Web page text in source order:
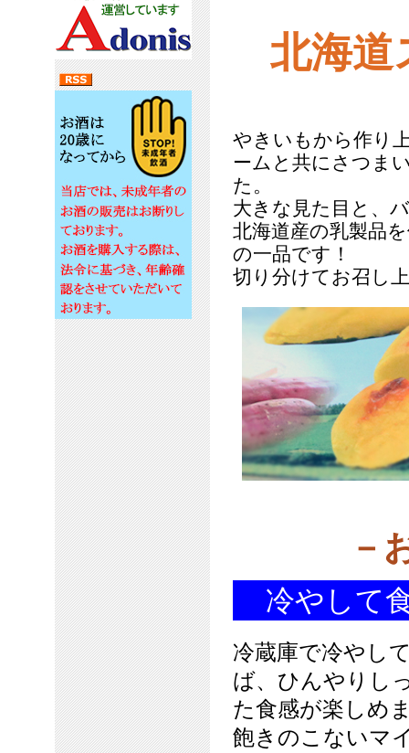
北海道
やきいもから作り
ームと共にさつま
た。
大きな見た目と、
北海道産の乳製品
の一品です！
切り分けてお召し
－
冷やして
冷蔵庫で冷やし
ば、ひんやりし
た食感が楽しめ
飽きのこないマ